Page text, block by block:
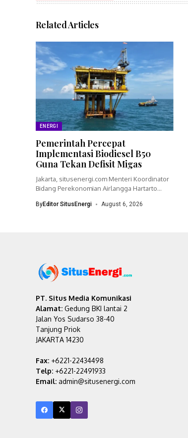
Related Articles
ENERGI
Pemerintah Percepat
Implementasi Biodiesel B50
Guna Tekan Defisit Migas
Jakarta, situsenergi.com Menteri Koordinator
Bidang Perekonomian Airlangga Hartarto
mempercepat...
ByEditor SitusEnergi August 6, 2026
PT. Situs Media Komunikasi
Alamat: Gedung BKI lantai 2
Jalan Yos Sudarso 38-40
Tanjung Priok
JAKARTA 14230
Fax: +6221-22434498
Telp: +6221-22491933
Email: admin@situsenergi.com